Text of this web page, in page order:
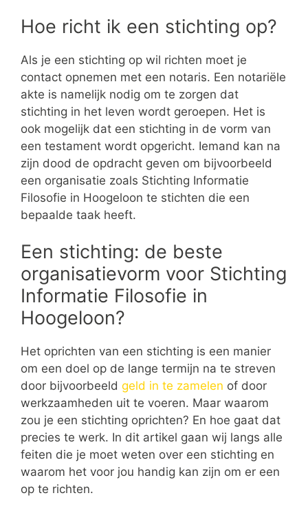
Hoe richt ik een stichting op?
Als je een stichting op wil richten moet je
contact opnemen met een notaris. Een notariële
akte is namelijk nodig om te zorgen dat
stichting in het leven wordt geroepen. Het is
ook mogelijk dat een stichting in de vorm van
een testament wordt opgericht. Iemand kan na
zijn dood de opdracht geven om bijvoorbeeld
een organisatie zoals Stichting Informatie
Filosofie in Hoogeloon te stichten die een
bepaalde taak heeft.
Een stichting: de beste
organisatievorm voor Stichting
Informatie Filosofie in
Hoogeloon?
Het oprichten van een stichting is een manier
om een doel op de lange termijn na te streven
door bijvoorbeeld geld in te zamelen of door
werkzaamheden uit te voeren. Maar waarom
zou je een stichting oprichten? En hoe gaat dat
precies te werk. In dit artikel gaan wij langs alle
feiten die je moet weten over een stichting en
waarom het voor jou handig kan zijn om er een
op te richten.